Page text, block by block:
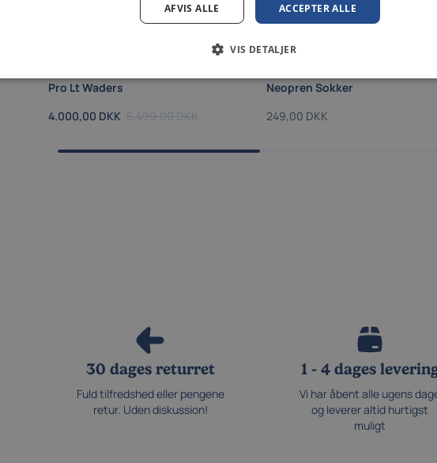
Pro Lt Waders
4.000,00 DKK 5.499,00 DKK
Neopren Sokker
249,00 DKK
30 dages returret
Fuld tilfredshed eller pengene
retur. Uden diskussion!
1 - 4 dages
Vi har åbent alle ugens
og leverer altid hurtigst
muligt
ACCEPTER ALLE
AFVIS ALLE
VIS DETALJER